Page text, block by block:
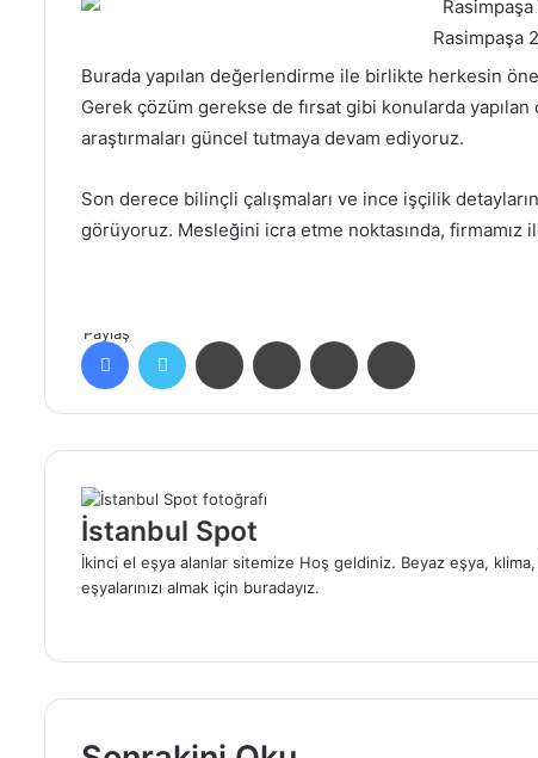
Rasimpaşa
Burada yapılan değerlendirme ile birlikte herkesin
Gerek çözüm gerekse de fırsat gibi konularda
araştırmaları güncel tutmaya devam ediyoruz.
Son derece bilinçli çalışmaları ve ince işçilik
görüyoruz. Mesleğini icra etme noktasında, firmamız
Paylaş
İstanbul Spot
İkinci el eşya alanlar sitemize Hoş geldiniz. Beyaz eşya,
eşyalarınızı almak için buradayız.